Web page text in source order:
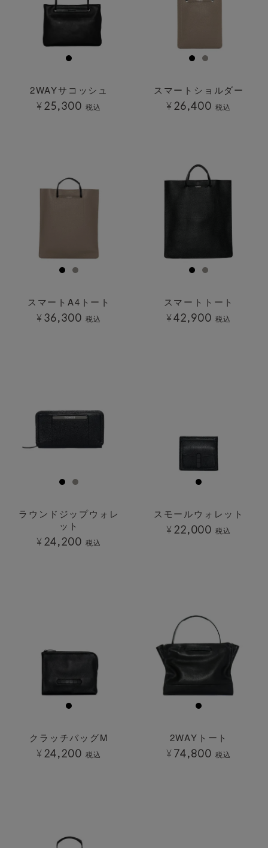
2WAYサコッシュ
¥ 25,300 税込
スマートショルダー
¥ 26,400 税込
スマートA4トート
¥36,300 税込
スマートトート
¥42,900 税込
ラウンドジップウォレ
ット
¥ 24,200 税込
スモールウォレット
¥ 22,000 税込
クラッチバッグM
¥ 24,200 税込
2WAYトート
¥74,800 税込